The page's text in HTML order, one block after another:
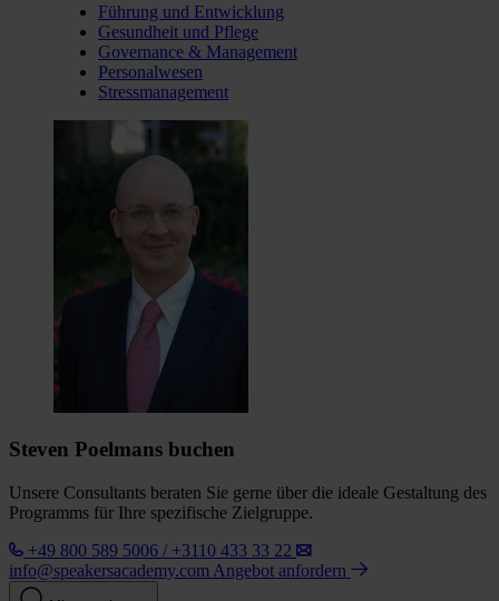
Führung und Entwicklung
Gesundheit und Pflege
Governance & Management
Personalwesen
Stressmanagement
Steven Poelmans buchen
Unsere Consultants beraten Sie gerne über die ideale Gestaltung des
Programms für Ihre spezifische Zielgruppe.
+49 800 589 5006 / +3110 433 33 22
info@speakersacademy.com Angebot anfordern